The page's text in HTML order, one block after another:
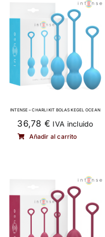
INTENSE – CHARLI KIT BOLAS KEGEL OCEAN
36,78 € IVA incluido
Añadir al carrito